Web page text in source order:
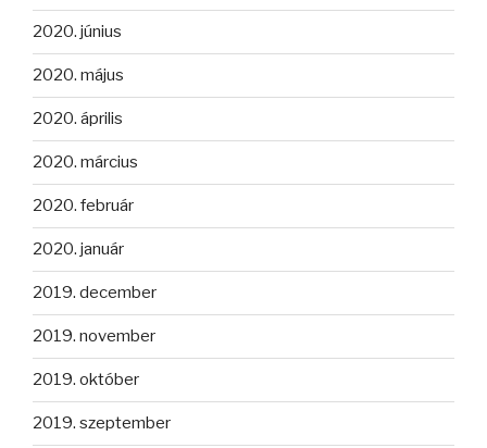
2020. június
2020. május
2020. április
2020. március
2020. február
2020. január
2019. december
2019. november
2019. október
2019. szeptember